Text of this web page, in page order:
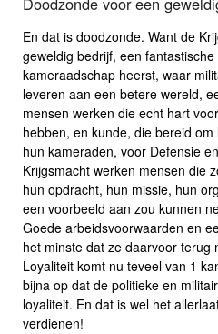
En dat is doodzonde. Want de
geweldig bedrijf, een
kameraadschap heerst, waar
leveren aan een betere wereld,
mensen werken die echt hart
hebben, en kunde, die bereid
hun kameraden, voor Defensie
Krijgsmacht werken mensen die
hun opdracht, hun missie, hun
een voorbeeld aan zou kunnen
Goede arbeidsvoorwaarden en
het minste dat ze daarvoor terug
Loyaliteit komt nu teveel van 1
bijna op dat de politieke en
loyaliteit. En dat is wel het
verdienen!